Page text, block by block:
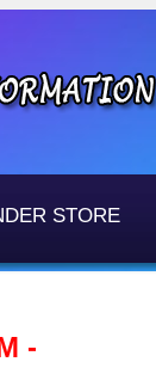
STORE
-